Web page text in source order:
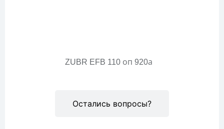
Остались вопросы?
ZUBR EFB 110 оп 920а